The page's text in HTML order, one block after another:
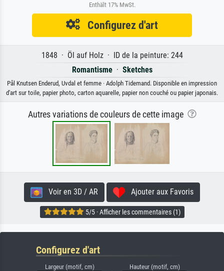
Enthält 17% MwSt.
Configurez d'art
1848 · Öl auf Holz · ID de la peinture: 244
Romantisme· Sketches
Pål Knutsen Enderud, Uvdal et femme · Adolph Tidemand. Disponible en impression
d'art sur toile, papier photo, carton aquarelle, papier non couché ou papier japonais.
Autres variations de couleurs de cette image
Voir en 3D / AR Ajouter aux Favoris
5/5 · Afficher les commentaires (1)
Configurez d'art
Largeur (motif, cm) Hauteur (motif, cm)